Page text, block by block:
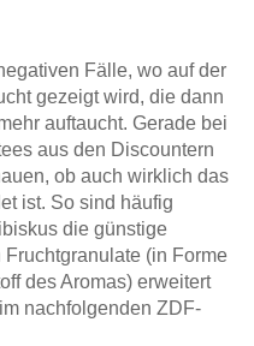
Fälle, wo auf der
gezeigt wird, die dann
auftaucht. Gerade bei
aus den Discountern
ob auch wirklich das
ist. So sind häufig
die günstige
(in Forme
des Aromas) erweitert
nachfolgenden ZDF-